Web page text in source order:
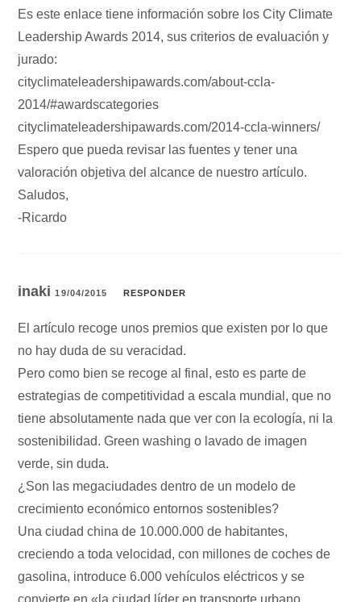
Es este enlace tiene información sobre los City Climate
Leadership Awards 2014, sus criterios de evaluación y
jurado:
cityclimateleadershipawards.com/about-ccla-
2014/#awardscategories
cityclimateleadershipawards.com/2014-ccla-winners/
Espero que pueda revisar las fuentes y tener una
valoración objetiva del alcance de nuestro artículo.
Saludos,
-Ricardo
inaki19/04/2015 RESPONDER
El artículo recoge unos premios que existen por lo que
no hay duda de su veracidad.
Pero como bien se recoge al final, esto es parte de
estrategias de competitividad a escala mundial, que no
tiene absolutamente nada que ver con la ecología, ni la
sostenibilidad. Green washing o lavado de imagen
verde, sin duda.
¿Son las megaciudades dentro de un modelo de
crecimiento económico entornos sostenibles?
Una ciudad china de 10.000.000 de habitantes,
creciendo a toda velocidad, con millones de coches de
gasolina, introduce 6.000 vehículos eléctricos y se
convierte en «la ciudad líder en transporte urbano